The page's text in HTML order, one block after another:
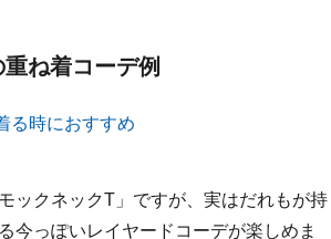
ね着コーデ例
ックネックT」ですが、実はだれもが持
今っぽいレイヤードコーデが楽しめま